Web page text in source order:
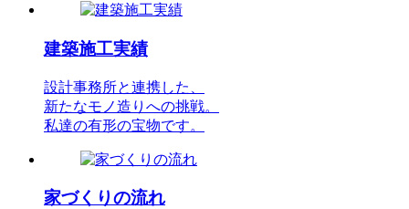
建築施工実績
設計事務所と連携した、
新たなモノ造りへの挑戦。
私達の有形の宝物です。
家づくりの流れ